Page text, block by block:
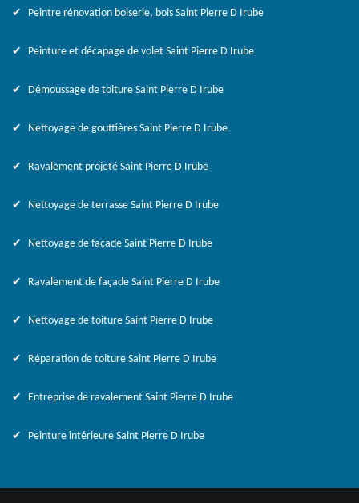
Peintre rénovation boiserie, bois Saint Pierre D Irube
Peinture et décapage de volet Saint Pierre D Irube
Démoussage de toiture Saint Pierre D Irube
Nettoyage de gouttières Saint Pierre D Irube
Ravalement projeté Saint Pierre D Irube
Nettoyage de terrasse Saint Pierre D Irube
Nettoyage de façade Saint Pierre D Irube
Ravalement de façade Saint Pierre D Irube
Nettoyage de toiture Saint Pierre D Irube
Réparation de toiture Saint Pierre D Irube
Entreprise de ravalement Saint Pierre D Irube
Peinture intérieure Saint Pierre D Irube